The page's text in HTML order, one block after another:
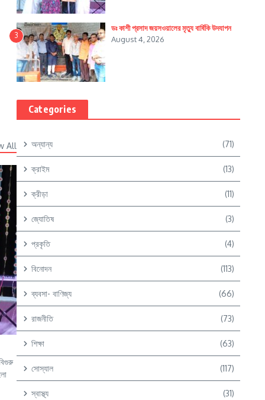
All
3
ডঃ কাশী প্রসাদ জয়সওয়ালের মৃত্যু বার্ষিকি উদযাপন
August 4, 2026
Categories
অন্যান্য (71)
ক্রাইম (13)
ক্রীড়া (11)
জ্যোতিষ (3)
প্রকৃতি (4)
বিনোদন (113)
ব্যবসা- বাণিজ্য (66)
রাজনীতি (73)
শিক্ষা (63)
সোস্যাল (117)
স্বাস্থ্য (31)